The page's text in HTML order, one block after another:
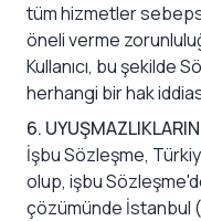
tüm hizmetler
öneli verme
Kullanıcı, bu şekilde
herhangi bir hak
6.
İşbu Sözleşme,
olup, işbu
çözümünde İstanbul